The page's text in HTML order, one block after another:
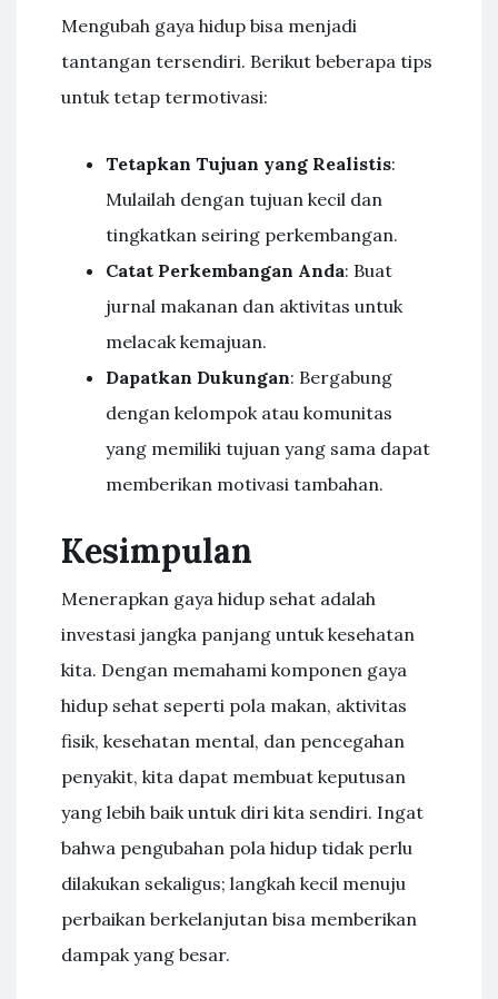
Mengubah gaya hidup bisa menjadi
tantangan tersendiri. Berikut beberapa tips
untuk tetap termotivasi:
Tetapkan Tujuan yang Realistis:
Mulailah dengan tujuan kecil dan
tingkatkan seiring perkembangan.
Catat Perkembangan Anda: Buat
jurnal makanan dan aktivitas untuk
melacak kemajuan.
Dapatkan Dukungan: Bergabung
dengan kelompok atau komunitas
yang memiliki tujuan yang sama dapat
memberikan motivasi tambahan.
Kesimpulan
Menerapkan gaya hidup sehat adalah
investasi jangka panjang untuk kesehatan
kita. Dengan memahami komponen gaya
hidup sehat seperti pola makan, aktivitas
fisik, kesehatan mental, dan pencegahan
penyakit, kita dapat membuat keputusan
yang lebih baik untuk diri kita sendiri. Ingat
bahwa pengubahan pola hidup tidak perlu
dilakukan sekaligus; langkah kecil menuju
perbaikan berkelanjutan bisa memberikan
dampak yang besar.